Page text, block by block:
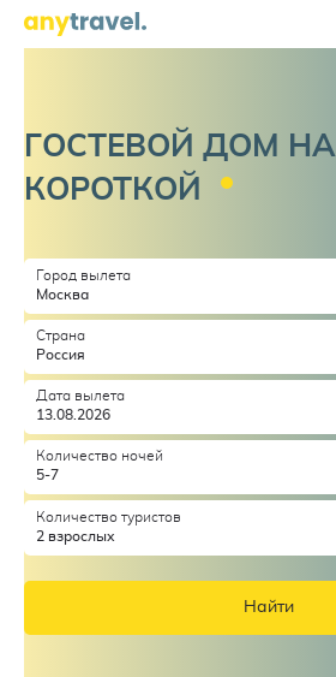
ГОСТЕВОЙ ДОМ НА
КОРОТКОЙ
Город вылета
Москва
Страна
Россия
Дата вылета
13.08.2026
Количество ночей
5-7
Количество туристов
2 взрослых
Найти